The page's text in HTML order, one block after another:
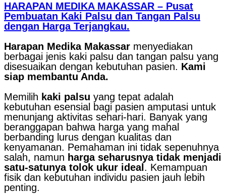
HARAPAN MEDIKA MAKASSAR – Pusat
Pembuatan Kaki Palsu dan Tangan Palsu
dengan Harga Terjangkau.
Harapan Medika Makassar menyediakan
berbagai jenis kaki palsu dan tangan palsu yang
disesuaikan dengan kebutuhan pasien. Kami
siap membantu Anda.
Memilih kaki palsu yang tepat adalah
kebutuhan esensial bagi pasien amputasi untuk
menunjang aktivitas sehari-hari. Banyak yang
beranggapan bahwa harga yang mahal
berbanding lurus dengan kualitas dan
kenyamanan. Pemahaman ini tidak sepenuhnya
salah, namun harga seharusnya tidak menjadi
satu-satunya tolok ukur ideal . Kemampuan
fisik dan kebutuhan individu pasien jauh lebih
penting.